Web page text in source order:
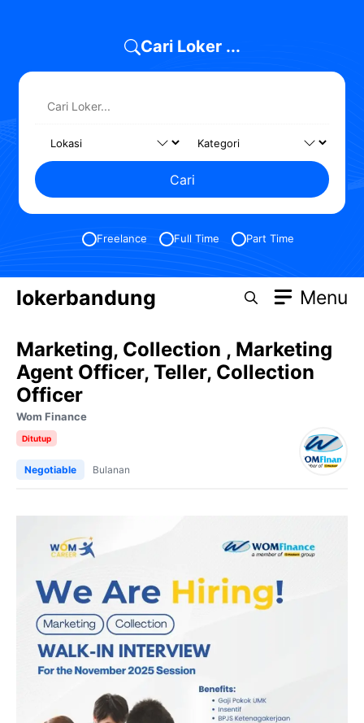
Cari Loker ...
Cari
Freelance Full Time Part Time
lokerbandung Menu
Marketing, Collection , Marketing
Agent Officer, Teller, Collection
Officer
Wom Finance
Ditutup
Negotiable Bulanan